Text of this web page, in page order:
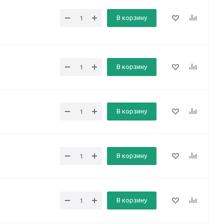
В корзину
В корзину
В корзину
В корзину
В корзину